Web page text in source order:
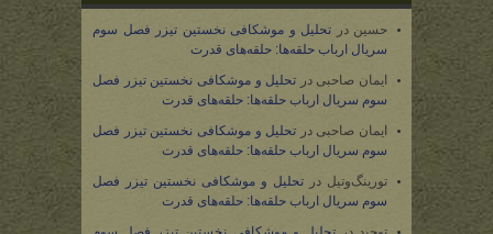
حسین در تحلیل و موشکافی نخستین تیزر فصل سوم
سریال ارباب حلقه‌ها: حلقه‌های قدرت
ایمان صاحبی در تحلیل و موشکافی نخستین تیزر فصل
سوم سریال ارباب حلقه‌ها: حلقه‌های قدرت
ایمان صاحبی در تحلیل و موشکافی نخستین تیزر فصل
سوم سریال ارباب حلقه‌ها: حلقه‌های قدرت
تورینگ‌وتیل در تحلیل و موشکافی نخستین تیزر فصل
سوم سریال ارباب حلقه‌ها: حلقه‌های قدرت